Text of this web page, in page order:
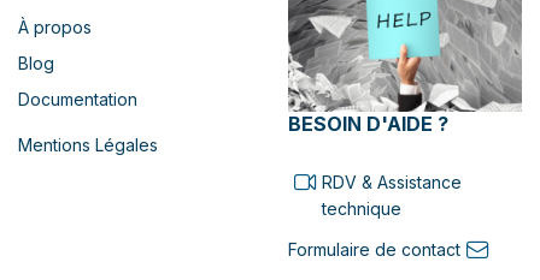
À propos
Blog
Documentation
Mentions Légales
BESOIN D'AIDE ?
RDV & Assistance
technique
Formulaire de contact